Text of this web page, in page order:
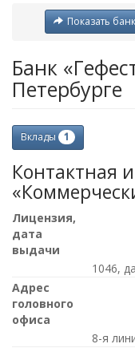
Показать
Банк
Петербурге
Вклады 1
Контактная
Лицензия,
дата
выдачи
1046,
Адрес
головного
офиса
8-я